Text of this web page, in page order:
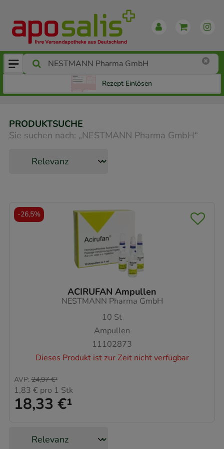
Rezept Einlösen
PRODUKTSUCHE
Sie suchen nach: „NESTMANN Pharma GmbH“
ACIRUFAN Ampullen
NESTMANN Pharma GmbH
10 St
Ampullen
11102873
Dieses Produkt ist zur Zeit nicht verfügbar
18,33 €¹
AVP: 24,97 €²
1,83 € pro 1 Stk
-26,5%